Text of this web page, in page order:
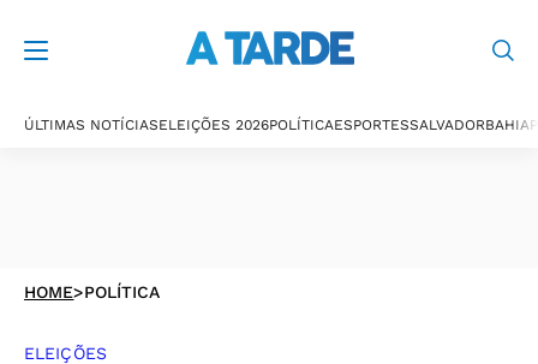
ÚLTIMAS NOTÍCIASELEIÇÕES 2026POLÍTICAESPORTESSALVADORBAHIA
HOME>POLÍTICA
ELEIÇÕES